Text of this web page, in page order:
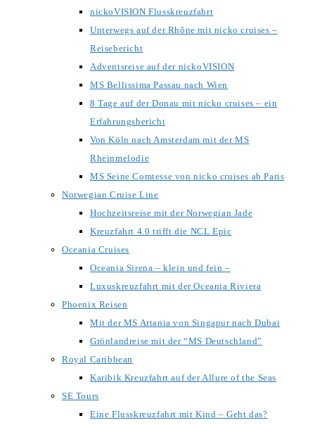
nickoVISION Flusskreuzfahrt
Unterwegs auf der Rhône mit nicko cruises –
Reisebericht
Adventsreise auf der nickoVISION
MS Bellissima Passau nach Wien
8 Tage auf der Donau mit nicko cruises – ein
Erfahrungsbericht
Von Köln nach Amsterdam mit der MS
Rheinmelodie
MS Seine Comtesse von nicko cruises ab Paris
Norwegian Cruise Line
Hochzeitsreise mit der Norwegian Jade
Kreuzfahrt 4.0 trifft die NCL Epic
Oceania Cruises
Oceania Sirena – klein und fein –
Luxuskreuzfahrt mit der Oceania Riviera
Phoenix Reisen
Mit der MS Artania von Singapur nach Dubai
Grönlandreise mit der “MS Deutschland”
Royal Caribbean
Karibik Kreuzfahrt auf der Allure of the Seas
SE Tours
Eine Flusskreuzfahrt mit Kind – Geht das?